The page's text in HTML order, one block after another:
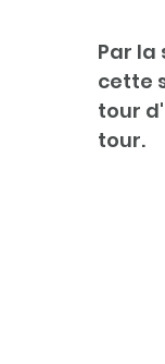
Par
cette
tour
tour.